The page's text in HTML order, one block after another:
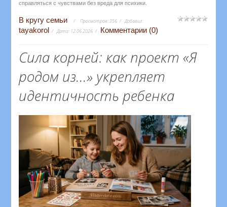
справляться с чувствами без вреда для психики.
В кругу семьи Просмотров:356 Добавил:
tayakorol Дата: 12.06.2026 Комментарии (0)
Сила корней: как проект «Я
родом из...» укрепляет
идентичность ребенка